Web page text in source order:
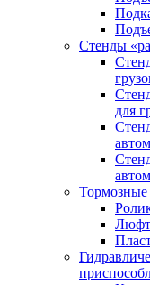
Стенды
для
Тормозные